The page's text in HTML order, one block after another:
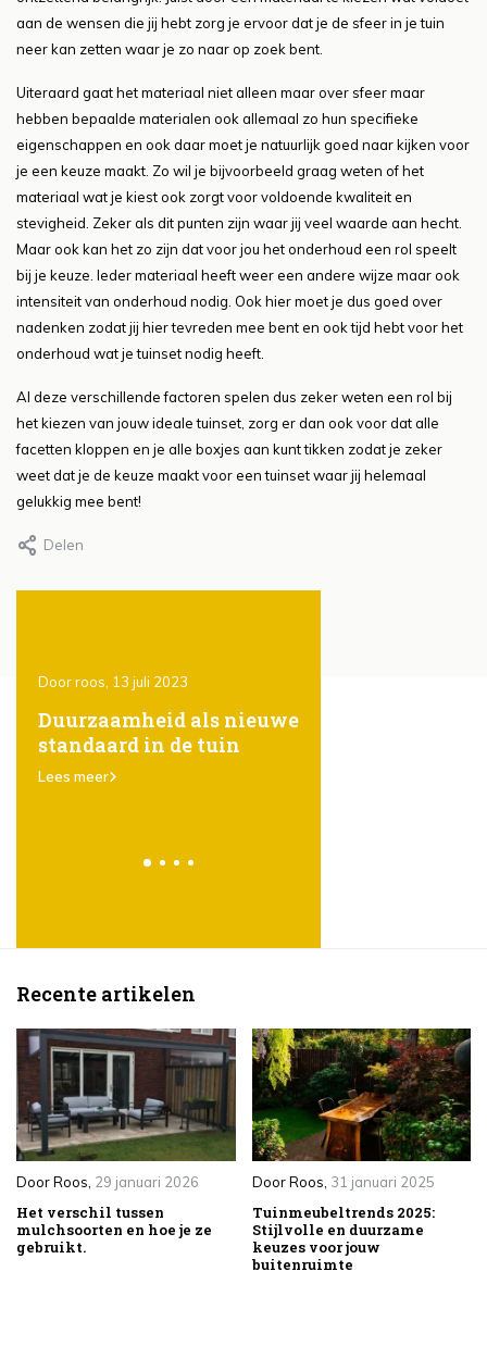
aan de wensen die jij hebt zorg je ervoor dat je de sfeer in je tuin
neer kan zetten waar je zo naar op zoek bent.
Uiteraard gaat het materiaal niet alleen maar over sfeer maar
hebben bepaalde materialen ook allemaal zo hun specifieke
eigenschappen en ook daar moet je natuurlijk goed naar kijken voor
je een keuze maakt. Zo wil je bijvoorbeeld graag weten of het
materiaal wat je kiest ook zorgt voor voldoende kwaliteit en
stevigheid. Zeker als dit punten zijn waar jij veel waarde aan hecht.
Maar ook kan het zo zijn dat voor jou het onderhoud een rol speelt
bij je keuze. Ieder materiaal heeft weer een andere wijze maar ook
intensiteit van onderhoud nodig. Ook hier moet je dus goed over
nadenken zodat jij hier tevreden mee bent en ook tijd hebt voor het
onderhoud wat je tuinset nodig heeft.
Al deze verschillende factoren spelen dus zeker weten een rol bij
het kiezen van jouw ideale tuinset, zorg er dan ook voor dat alle
facetten kloppen en je alle boxjes aan kunt tikken zodat je zeker
weet dat je de keuze maakt voor een tuinset waar jij helemaal
gelukkig mee bent!
Delen
Door roos, 13 juli 2023
Duurzaamheid als nieuwe
standaard in de tuin
Lees meer
Recente artikelen
DoorRoos, 29 januari 2026
Het verschil tussen
mulchsoorten en hoe je ze
gebruikt.
DoorRoos, 31 januari 2025
Tuinmeubeltrends 2025:
Stijlvolle en duurzame
keuzes voor jouw
buitenruimte